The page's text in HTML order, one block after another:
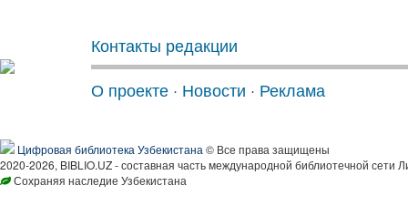
Контакты редакции
О проекте · Новости · Реклама
Цифровая библиотека Узбекистана © Все права защищены
2020-2026, BIBLIO.UZ - составная часть международной библиотечной сети
Сохраняя наследие Узбекистана